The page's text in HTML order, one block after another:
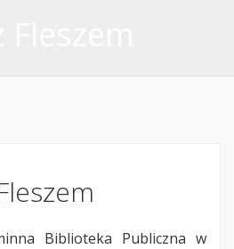
Biblioteka Publiczna w